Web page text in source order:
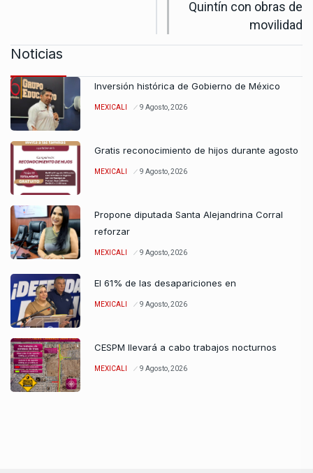
Quintín con obras de
movilidad
Noticias
Inversión histórica de Gobierno de México
MEXICALI 9 Agosto, 2026
Gratis reconocimiento de hijos durante agosto
MEXICALI 9 Agosto, 2026
Propone diputada Santa Alejandrina Corral
reforzar
MEXICALI 9 Agosto, 2026
El 61% de las desapariciones en
MEXICALI 9 Agosto, 2026
CESPM llevará a cabo trabajos nocturnos
MEXICALI 9 Agosto, 2026